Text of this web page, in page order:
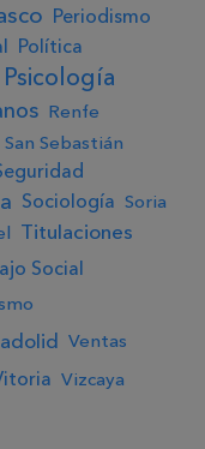
Periodismo
Política
Psicología
Renfe
San Sebastián
Sociología Soria
Titulaciones
Social
Ventas
Vizcaya